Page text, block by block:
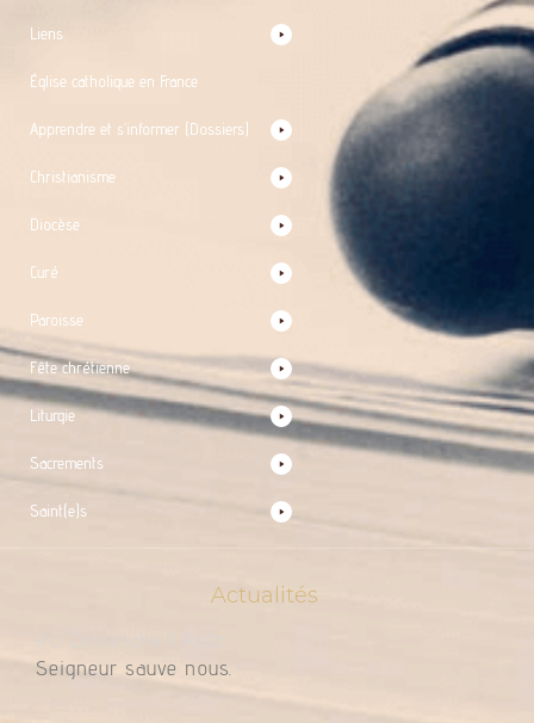
Liens
Église catholique en France
Apprendre et s’informer (Dossiers)
Christianisme
Diocèse
Curé
Paroisse
Fête chrétienne
Liturgie
Sacrements
Saint(e)s
Actualités
Seigneur sauve nous.